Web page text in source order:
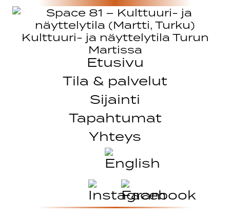
Etusivu
Tila & palvelut
Sijainti
Tapahtumat
Yhteys